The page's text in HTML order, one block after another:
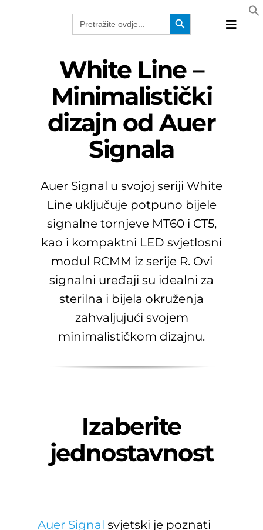
Search
for:
Search Button
Toggle
White Line –
Minimalistički
dizajn od Auer
Signala
Auer Signal u svojoj seriji White
Line uključuje potpuno bijele
signalne tornjeve MT60 i CT5,
kao i kompaktni LED svjetlosni
modul RCMM iz serije R. Ovi
signalni uređaji su idealni za
sterilna i bijela okruženja
zahvaljujući svojem
minimalističkom dizajnu.
Izaberite
jednostavnost
Auer Signal svjetski je poznati